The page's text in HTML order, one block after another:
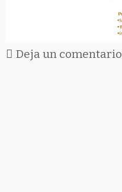
Deja un comentario